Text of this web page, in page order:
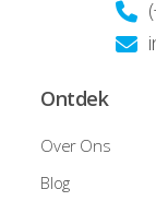
Ontdek
Over Ons
Blog